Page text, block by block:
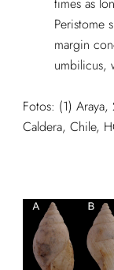
Peristome
margin
umbilicus,
Fotos: (1)
Caldera, Chile,